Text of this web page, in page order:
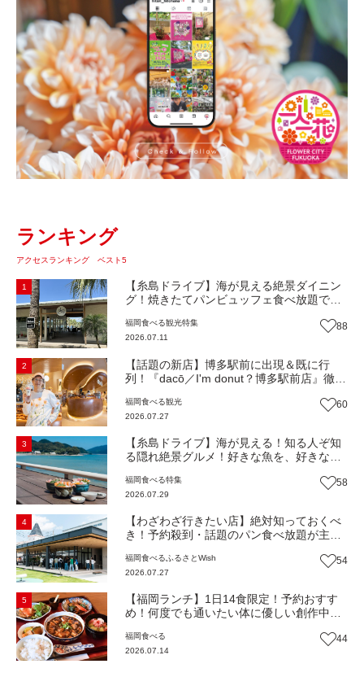
ランキング
アクセスランキング ベスト5
1
【糸島ドライブ】海が見える絶景ダイニン
グ！焼きたてパンビュッフェ食べ放題で大
Beach Cafe』（福岡・糸島市）【まち歩
き】
福岡食べる観光特集
2026.07.11
88
2
【話題の新店】博多駅前に出現＆既に行
列！『dacō／I'm donut？博多駅前店』徹底
しみ方＆イチオシメニューも紹介！（福岡
市博多区）【まち歩き】
福岡食べる観光
2026.07.27
60
3
【糸島ドライブ】海が見える！知る人ぞ知
る隠れ絶景グルメ！好きな魚を、好きなだ
堂』（福岡市西区）【まち歩き】
福岡食べる特集
2026.07.29
58
4
【わざわざ行きたい店】絶対知っておくべ
き！予約殺到・話題のパン食べ放題が主
『bound garden』（福岡・新宮町）【まち
歩き】
福岡食べる ふるさとWish
2026.07.27
54
5
【福岡ランチ】1日14食限定！予約おすす
め！何度でも通いたい体に優しい創作中華
【まち歩き】
福岡食べる
2026.07.14
44